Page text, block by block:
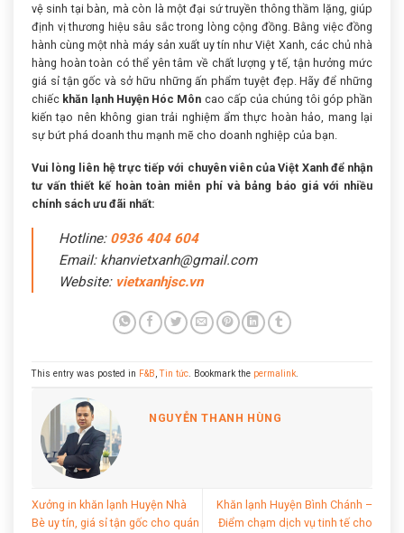
vệ sinh tại bàn, mà còn là một đại sứ truyền thông thầm lặng, giúp
định vị thương hiệu sâu sắc trong lòng cộng đồng. Bằng việc đồng
hành cùng một nhà máy sản xuất uy tín như Việt Xanh, các chủ nhà
hàng hoàn toàn có thể yên tâm về chất lượng y tế, tận hưởng mức
giá sỉ tận gốc và sở hữu những ấn phẩm tuyệt đẹp. Hãy để những
chiếc khăn lạnh Huyện Hóc Môn cao cấp của chúng tôi góp phần
kiến tạo nên không gian trải nghiệm ẩm thực hoàn hảo, mang lại
sự bứt phá doanh thu mạnh mẽ cho doanh nghiệp của bạn.
Vui lòng liên hệ trực tiếp với chuyên viên của Việt Xanh để nhận
tư vấn thiết kế hoàn toàn miễn phí và bảng báo giá với nhiều
chính sách ưu đãi nhất:
Hotline: 0936 404 604
Email: khanvietxanh@gmail.com
Website: vietxanhjsc.vn
This entry was posted in F&B ,Tin tức . Bookmark the permalink
NGUYỄN THANH HÙNG
Xưởng in khăn lạnh Huyện Nhà
Bè uy tín, giá sỉ tận gốc cho quán
Khăn lạnh Huyện Bình Chánh –
Điểm chạm dịch vụ tinh tế cho